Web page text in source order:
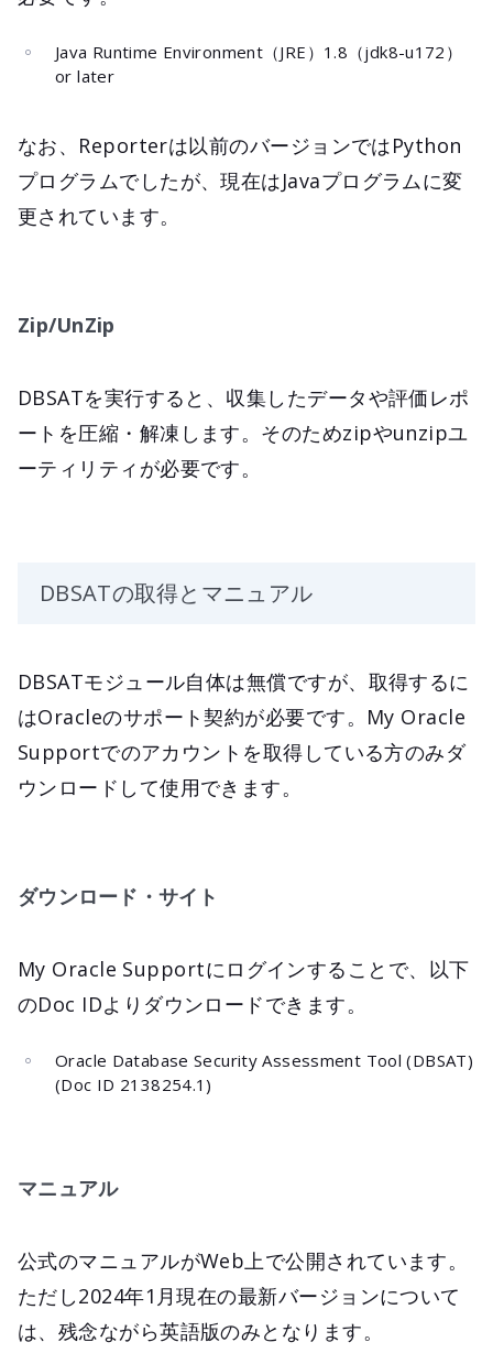
Java Runtime Environment（JRE）1.8（jdk8-u172）
or later
なお、Reporterは以前のバージョンではPython
プログラムでしたが、現在はJavaプログラムに変
更されています。
Zip/UnZip
DBSATを実行すると、収集したデータや評価レポ
ートを圧縮・解凍します。そのためzipやunzipユ
ーティリティが必要です。
DBSATの取得とマニュアル
DBSATモジュール自体は無償ですが、取得するに
はOracleのサポート契約が必要です。My Oracle
Supportでのアカウントを取得している方のみダ
ウンロードして使用できます。
ダウンロード・サイト
My Oracle Supportにログインすることで、以下
のDoc IDよりダウンロードできます。
Oracle Database Security Assessment Tool (DBSAT)
(Doc ID 2138254.1)
マニュアル
公式のマニュアルがWeb上で公開されています。
ただし2024年1月現在の最新バージョンについて
は、残念ながら英語版のみとなります。